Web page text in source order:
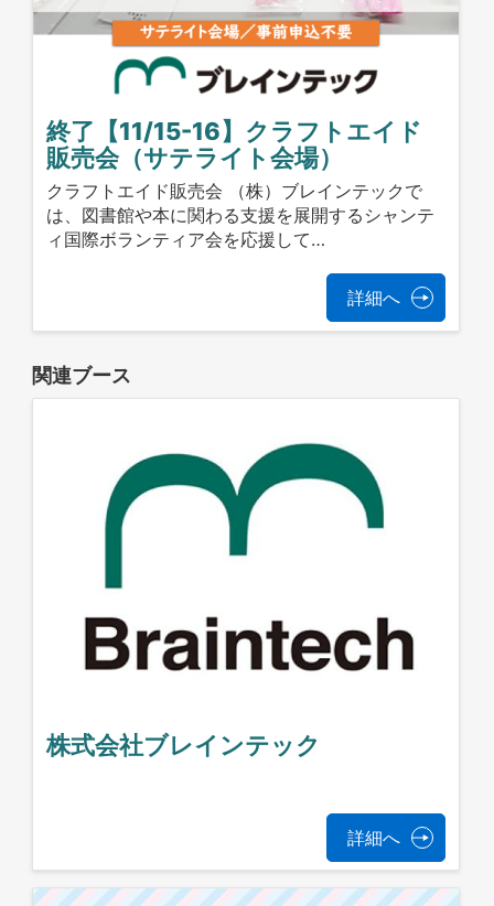
終了【11/15-16】クラフトエイド
販売会（サテライト会場）
クラフトエイド販売会 （株）ブレインテックで
は、図書館や本に関わる支援を展開するシャンテ
ィ国際ボランティア会を応援して…
詳細へ
関連ブース
株式会社ブレインテック
詳細へ